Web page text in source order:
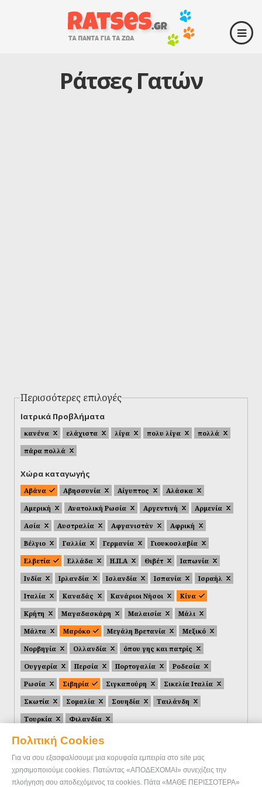
Πολιτική Cookies
Για να σου εξασφαλίσουμε μια κορυφαία εμπειρία στο site μας
χρησιμοποιούμε cookies. Πατώντας «ΑΠΟΔΕΧΟΜΑΙ» συνεχίζεις την
πλοήγηση σου αποδεχόμενος τα cookies. Πάτα «ΜΑΘΕ ΠΕΡΙΣΣΟΤΕΡΑ»
Ράτσες Γατών
Περισσότερες επιλογές
Ιατρικά Προβλήματα
κανένα ελάχιστα λίγα πολυ λίγα
πολλά
πάρα πολλά
Χώρα καταγωγής
Αβάνα Αβησσυνία Αίγυπτος
Αλάσκα
Αμερική
Ανατολική Ρωσία Αργεντινή
Αρμενία
Ασία
Αυστραλία Αφγανιστάν
Αφρική
Βέλγιο
Γαλλία Γερμανία
Γιουκοσλαβία
Ελβετία
Ελλάδα Η.Π.Α Θιβέτ
Ιαπωνία
Ινδία
Ιρλανδία Ισλανδία Ισπανία
Ισραήλ
Ιταλία
Καναδάς Κανάριοι Νήσοι
Κίνα
Κρήτη
Μαγαδασκάρη Μαλαισία
Μάλι
Μάλτα
Μαρόκο Μεγάλη Βρετανία
Μεξικό
Νορβηγία
Ολλανδία
όπου γης και πατρίς
Ουγγαρία
Περσία Πορτογαλία
Ροδεσία
Ρωσία
Σιβηρία Σιγκαπούρη
Σικελία Ιταλία
Σκωτία
Σομαλία Σουηδία
Ταιλάνδη
Τουρκία
Φιλανδία